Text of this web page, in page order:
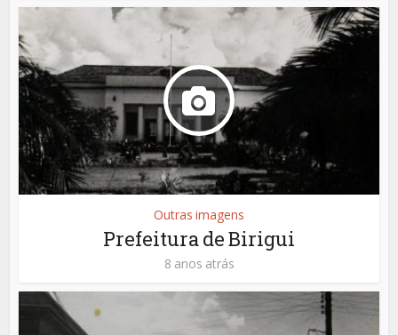
Outras imagens
Prefeitura de Birigui
8 anos atrás